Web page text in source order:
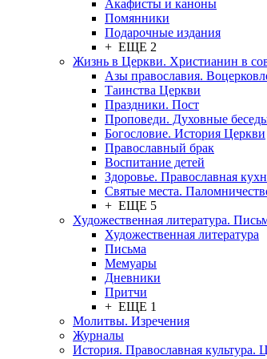
Акафисты и каноны
Помянники
Подарочные издания
+ ЕЩЕ 2
Жизнь в Церкви. Христианин в
Азы православия.
Таинства Церкви
Праздники. Пост
Проповеди. Духовные
Богословие. История Церкви
Православный брак
Воспитание детей
Здоровье. Православная
Святые места.
+ ЕЩЕ 5
Художественная литература.
Художественная литература
Письма
Мемуары
Дневники
Притчи
+ ЕЩЕ 1
Молитвы. Изречения
Журналы
История. Православная культура.